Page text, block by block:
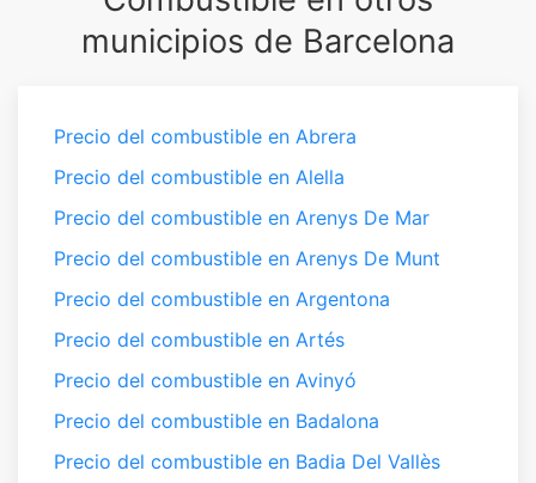
municipios de Barcelona
Precio del combustible en Abrera
Precio del combustible en Alella
Precio del combustible en Arenys De Mar
Precio del combustible en Arenys De Munt
Precio del combustible en Argentona
Precio del combustible en Artés
Precio del combustible en Avinyó
Precio del combustible en Badalona
Precio del combustible en Badia Del Vallès